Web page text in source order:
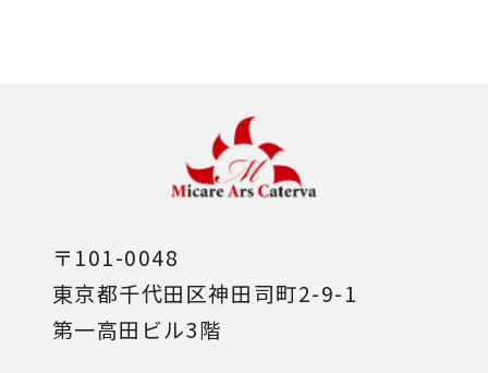
〒101-0048
東京都千代田区神田司町2-9-1
第一高田ビル3階